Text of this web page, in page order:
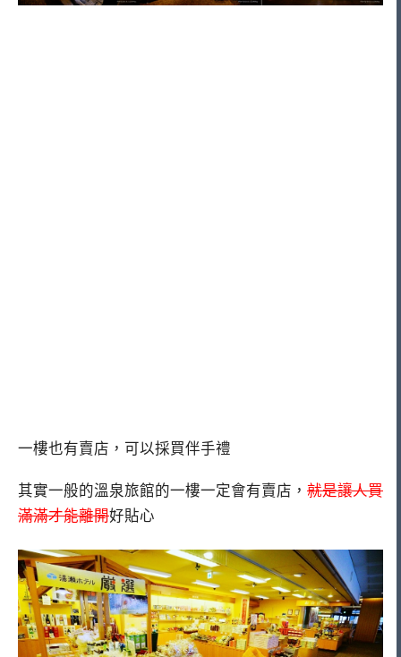
一樓也有賣店，可以採買伴手禮
其實一般的溫泉旅館的一樓一定會有賣店， 就是讓人買
滿滿才能離開好貼心